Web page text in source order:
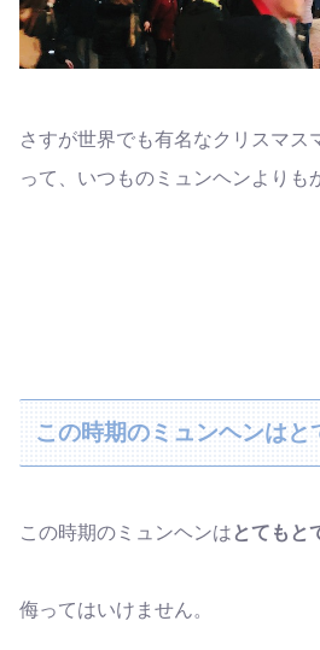
さすが世界でも有名なクリスマス
って、いつものミュンヘンよりも
この時期のミュンヘンはと
この時期のミュンヘンはとてもと
侮ってはいけません。